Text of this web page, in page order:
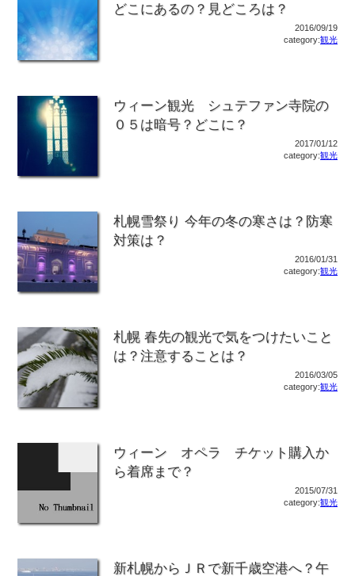
どこにあるの？見どころは？
2016/09/19
category:観光
ウィーン観光 シュテファン寺院の
０５は暗号？どこに？
2017/01/12
category:観光
札幌雪祭り 今年の冬の寒さは？防寒
対策は？
2016/01/31
category:観光
札幌 春先の観光で気をつけたいこと
は？注意することは？
2016/03/05
category:観光
ウィーン オペラ チケット購入か
ら着席まで？
2015/07/31
category:観光
新札幌からＪＲで新千歳空港へ？午